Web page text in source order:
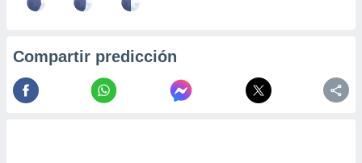
Compartir predicción